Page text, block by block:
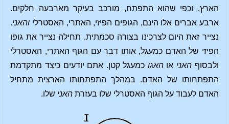
הארץ, וכפי שהוא התפתח, מורכב בעיקר מארבעה חלקים.
ארבע אברים אלו הינם, הגופים הפיזי, האתרי, האסטרלי והאני.
נצייר זאת היום לצרכינו בצורה סכמתית. תחילה נצייר את גופו
הפיזי של האדם כמעגל, אותו דבר עם הגוף האתרי, האסטרלי
ולבסוף האני אוהאגו כמעגל קטן. אתם יודעים כיצד מתקדמת
התפתחותו של האדם. במהלך התפתחותו הארצית מתחיל
האדם לעבוד על הגוף האסטרלי שלו בעזרתהאני שלו.